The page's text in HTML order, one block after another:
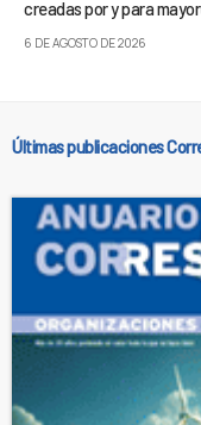
creadas por y para
6 DE AGOSTO DE 2026
Últimas publicaciones